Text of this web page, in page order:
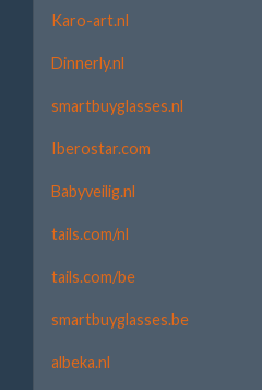
Karo-art.nl
Dinnerly.nl
smartbuyglasses.nl
Iberostar.com
Babyveilig.nl
tails.com/nl
tails.com/be
smartbuyglasses.be
albeka.nl